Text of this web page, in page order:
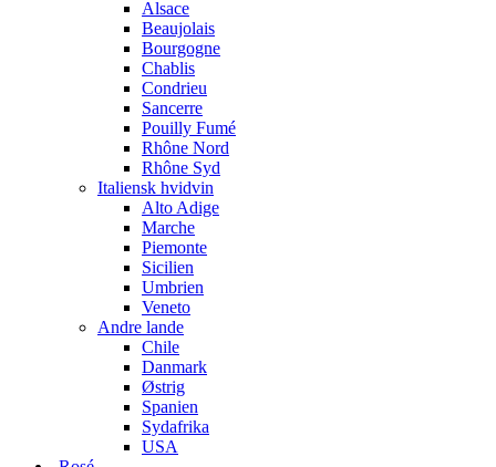
Alsace
Beaujolais
Bourgogne
Chablis
Condrieu
Sancerre
Pouilly Fumé
Rhône Nord
Rhône Syd
Italiensk hvidvin
Alto Adige
Marche
Piemonte
Sicilien
Umbrien
Veneto
Andre lande
Chile
Danmark
Østrig
Spanien
Sydafrika
USA